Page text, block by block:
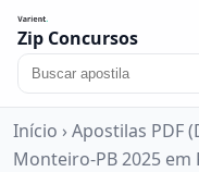
Zip Concursos
Início › Apostilas PDF
Monteiro-PB 2025 em